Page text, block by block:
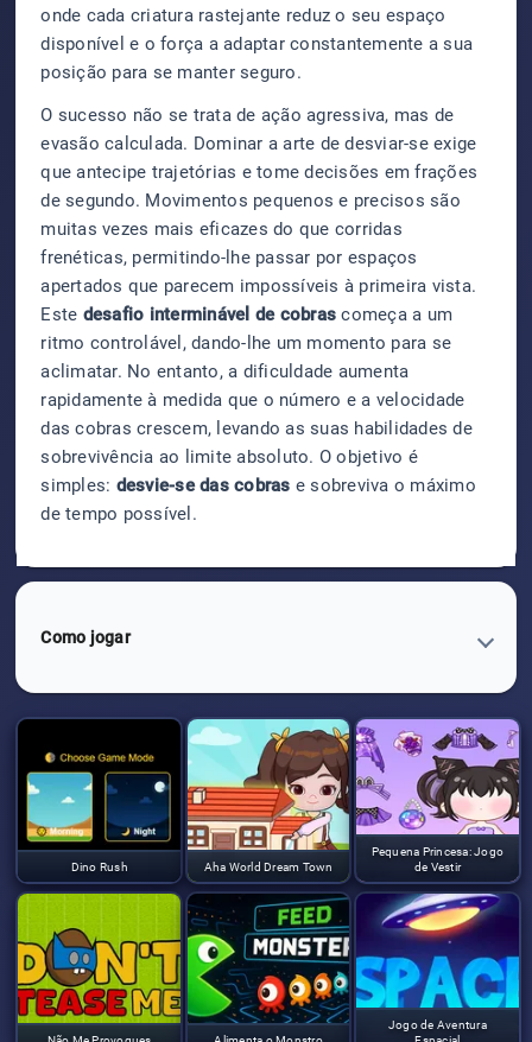
onde cada criatura rastejante reduz o seu espaço
disponível e o força a adaptar constantemente a sua
posição para se manter seguro.
O sucesso não se trata de ação agressiva, mas de
evasão calculada. Dominar a arte de desviar-se exige
que antecipe trajetórias e tome decisões em frações
de segundo. Movimentos pequenos e precisos são
muitas vezes mais eficazes do que corridas
frenéticas, permitindo-lhe passar por espaços
apertados que parecem impossíveis à primeira vista.
Este desafio interminável de cobras começa a um
ritmo controlável, dando-lhe um momento para se
aclimatar. No entanto, a dificuldade aumenta
rapidamente à medida que o número e a velocidade
das cobras crescem, levando as suas habilidades de
sobrevivência ao limite absoluto. O objetivo é
simples: desvie-se das cobras e sobreviva o máximo
de tempo possível.
Como jogar
Dino Rush Aha World Dream Town
Pequena Princesa: Jogo
de Vestir
Jogo de Aventura